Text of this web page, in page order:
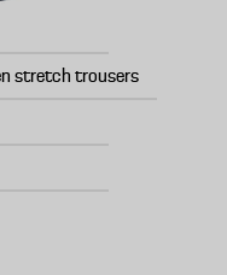
stretch trousers